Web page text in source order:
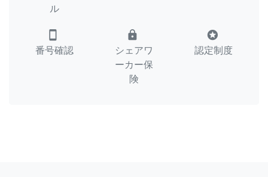
ル
smartphone
番号確認
lock
シェアワ
ーカー保
険
stars
認定制度